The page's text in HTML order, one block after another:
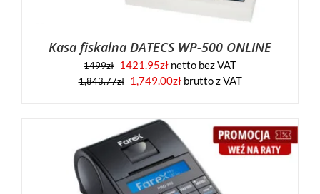
Kasa fiskalna DATECS WP-500 ONLINE
1499zł 1421.95zł netto bez VAT
1,843.77zł 1,749.00złbrutto z VAT